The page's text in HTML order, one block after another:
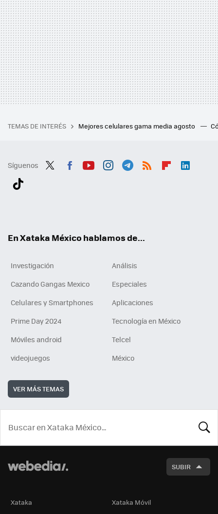
TEMAS DE INTERÉS Mejores celulares gama media agosto
Síguenos
En Xataka México hablamos de...
Investigación
Análisis
Cazando Gangas Mexico
Especiales
Celulares y Smartphones
Aplicaciones
Prime Day 2024
Tecnología en México
Móviles android
Telcel
videojuegos
México
VER MÁS TEMAS
SUBIR
Xataka
Xataka Móvil